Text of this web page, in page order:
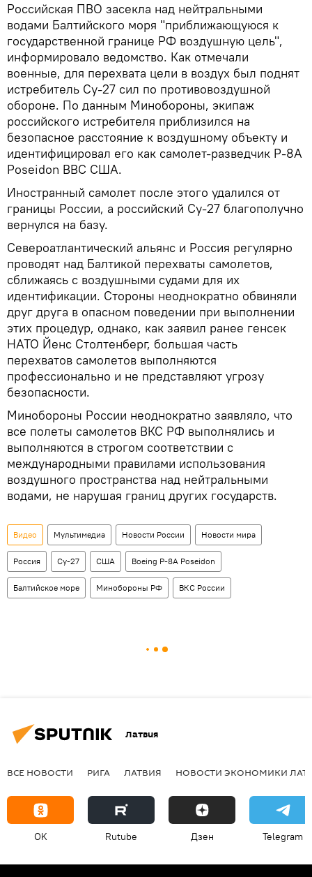
Российская ПВО засекла над нейтральными
водами Балтийского моря "приближающуюся к
государственной границе РФ воздушную цель",
информировало ведомство. Как отмечали
военные, для перехвата цели в воздух был поднят
истребитель Су-27 сил по противовоздушной
обороне. По данным Минобороны, экипаж
российского истребителя приблизился на
безопасное расстояние к воздушному объекту и
идентифицировал его как самолет-разведчик P-8A
Poseidon ВВС США.
Иностранный самолет после этого удалился от
границы России, а российский Су-27 благополучно
вернулся на базу.
Североатлантический альянс и Россия регулярно
проводят над Балтикой перехваты самолетов,
сближаясь с воздушными судами для их
идентификации. Стороны неоднократно обвиняли
друг друга в опасном поведении при выполнении
этих процедур, однако, как заявил ранее генсек
НАТО Йенс Столтенберг, большая часть
перехватов самолетов выполняются
профессионально и не представляют угрозу
безопасности.
Минобороны России неоднократно заявляло, что
все полеты самолетов ВКС РФ выполнялись и
выполняются в строгом соответствии с
международными правилами использования
воздушного пространства над нейтральными
водами, не нарушая границ других государств.
Видео Мультимедиа Новости России Новости мира
Россия Су-27 США Boeing P-8А Poseidon
Балтийское море Минобороны РФ ВКС России
Латвия
ВСЕ НОВОСТИ РИГА ЛАТВИЯ НОВОСТИ ЭКОНОМИКИ
OK Rutube Дзен Telegram